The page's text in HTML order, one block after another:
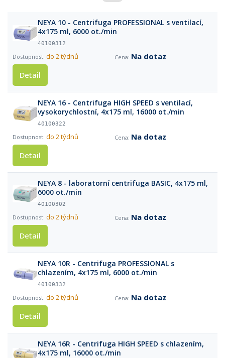
NEYA 10 - Centrifuga PROFESSIONAL s ventilací,
4x175 ml, 6000 ot./min
40100312
do 2 týdnů
Na dotaz
Detail
NEYA 16 - Centrifuga HIGH SPEED s ventilací,
vysokorychlostní, 4x175 ml, 16000 ot./min
40100322
do 2 týdnů
Na dotaz
Detail
NEYA 8 - laboratorní centrifuga BASIC, 4x175 ml,
6000 ot./min
40100302
do 2 týdnů
Na dotaz
Detail
NEYA 10R - Centrifuga PROFESSIONAL s
chlazením, 4x175 ml, 6000 ot./min
40100332
do 2 týdnů
Na dotaz
Detail
NEYA 16R - Centrifuga HIGH SPEED s chlazením,
4x175 ml, 16000 ot./min